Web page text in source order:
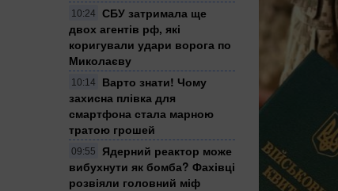
10:24
СБУ затримала ще
двох агентів рф, які
коригували удари ворога по
Миколаєву
10:14
Варто знати! Чому
захисна плівка для
смартфона стала марною
тратою грошей
09:55
Ядерний реактор може
вибухнути як бомба? Фахівці
розвіяли головний міф